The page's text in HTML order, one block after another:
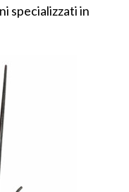
specializzati in